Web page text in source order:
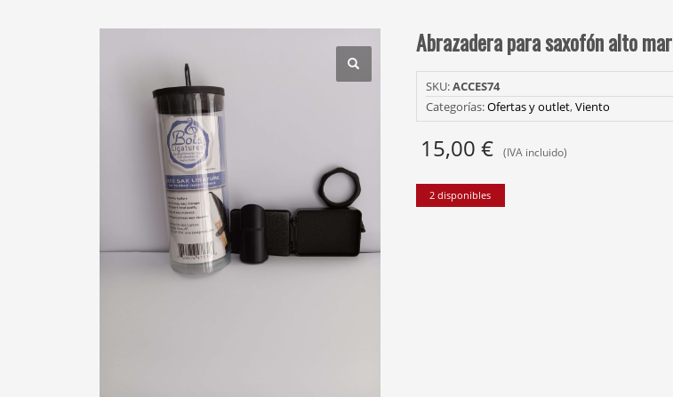
Abrazadera para saxofón alto
SKU:ACCES74
Categorías:Ofertas y outlet,Viento
15,00 € (IVA incluido)
2 disponibles